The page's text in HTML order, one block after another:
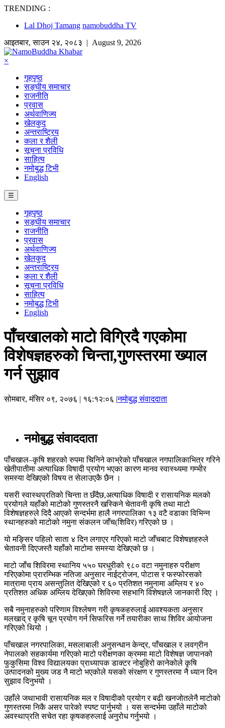
TRENDING :
Lal Dhoj Tamang namobuddha TV
आइतबार,साउन २४, २०८३ | August 9, 2026
×
गृहपृष्ठ
सङ्घीय समाचार
राजनीति
प्रवास
अर्थवाणिज्य
खेलकुद
अन्तराष्ट्रिय
कला र शैली
सूचना प्रविधि
साहित्य
नमोबुद्ध टिभी
English
☰
गृहपृष्ठ
सङ्घीय समाचार
राजनीति
प्रवास
अर्थवाणिज्य
खेलकुद
अन्तराष्ट्रिय
कला र शैली
सूचना प्रविधि
साहित्य
नमोबुद्ध टिभी
English
पाँचखालको माटो विग्रिदै गएकोमा
विशेषज्ञहरुको चिन्ता,गुणस्तरमा ख्याल
गर्न सुझाव
सोमबार, मंसिर ०९, २०७६ | १६:१२:०६ |नमोबुद्ध संवाददाता
नमोबुद्ध संवाददाता
पाँचखाल–कृषि शहरको रुपमा चिनिने काभ्रेको पाँचखाल नगपालिकाभित्र गरिने
खेतीपातीमा अत्याधिक विषादी प्रयोग भएका कारण मानव स्वास्थ्यमा गम्भीर
समस्या देखिएको विषय त सेलाउएकै छैन ।
यसरी स्वास्थप्रतिको चिन्ता त छँदैछ,अत्याधिक विषादी र रासायनिक मलको
प्रयोगले यहाँको माटोको गुणस्तरनै खस्किने चेतावनी कृषि तथा माटो
विशेषज्ञहरुले दिदै आएको सन्दर्भमा हालै नगरपालिका १३ वटै वडाका विभिन्न
स्थानहरुको माटोको नमुना संकलन जाँच(शिविर) गरिएको छ ।
यो मङ्सिर पहिलो साता ४ दिन लगाएर गरिएको माटो जाँचबाट विशेषज्ञहरुले
चेतावनी दिएजस्तै यहाँको माटोमा समस्या देखिएको छ ।
माटो जाँच शिविरमा स्थानिय ५५० घरधुरीको ९८० वटा नमुनाहरु परीक्षण
गरिएकोमा प्रारम्भिक नतिजा अनुसार नाईट्रोजन, पोटास र फस्फोरसको
मात्रामा प्राय असन्तुलित देखिएको र ६० प्रतिशत नमुनामा अम्लिय र ४०
प्रतिशत अधिक अम्लिय देखिएको शिविरमा सहभागि विशेषज्ञले जानकारी दिए ।
सबै नमुनाहरुको परिणाम विश्लेषण गरी कृषकहरुलाई आवश्यकता अनुसार
मलखाद् र कृषि चून प्रयोग गर्न सिफरिस गर्ने तयारीका साथ शिविर आयोजना
गरिएको थियो ।
पाँचखाल नगरपालिका, मसलाबाली अनुसन्धान केन्द्र, पाँचखाल र लवग्रीन
नेपालको सहकार्यमा गरिएको माटो परीक्षणका क्रममा माटो विशेषज्ञ जापानको
फुकुसिमा विश्व विद्यालयका प्राध्यापक डाक्टर नोबुहिरो कानेकोले कृषि
उत्पादनको मुख्य जड नै माटो भएकोले यसको संरक्षण र गुणस्तरमा नै ध्यान दिन
सुझाव दिनुभयो ।
उहाँले जथाभावी रासायनिक मल र विषादीको प्रयोग र बढी खनजोतलेनै माटोको
गुणस्तरमा निकै असर पारेको स्पष्ट पार्नुभयो । यस सन्दर्भमा उहाँले माटोको
अवस्थाप्रति सचेत रहा कृषकहरुलाई अनुरोध गर्नुभयो ।